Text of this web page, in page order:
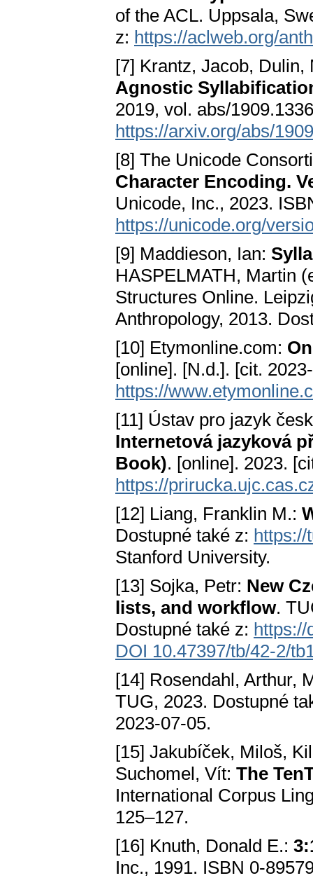
of the ACL. Uppsala,
z: https://aclweb.org/
[7] Krantz, Jacob,
Agnostic
2019, vol. abs/
https://arxiv.org/abs/
[8] The Unicode
Character Encoding.
Unicode, Inc., 2023.
https://unicode.org/
[9] Maddieson, Ian:
HASPELMATH, Martin
Structures Online.
Anthropology, 2013.
[10] Etymonline.com:
[online]. [N.d.]. [cit.
https://
[11] Ústav pro jazyk
Internetová jazyková
Book). [online]. 2023.
https://
[12] Liang, Franklin M.:
Dostupné také z: https://
Stanford University.
[13] Sojka, Petr: New
lists, and workflow.
Dostupné také z: https://
DOI 10.47397/tb/42-2/
[14] Rosendahl, Arthur,
TUG, 2023. Dostupné
2023-07-05.
[15] Jakubíček, Miloš,
Suchomel, Vít: The
International Corpus
125–127.
[16] Knuth, Donald E.:
Inc., 1991. ISBN 0-